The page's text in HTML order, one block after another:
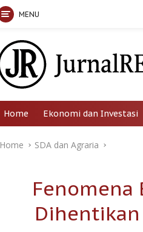
MENU
Home Ekonomi dan Investasi
Home SDA dan Agraria
Fenomena